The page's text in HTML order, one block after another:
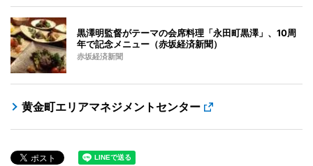
黒澤明監督がテーマの会席料理「永田町黒澤」、10周
年で記念メニュー（赤坂経済新聞）
赤坂経済新聞
黄金町エリアマネジメントセンター